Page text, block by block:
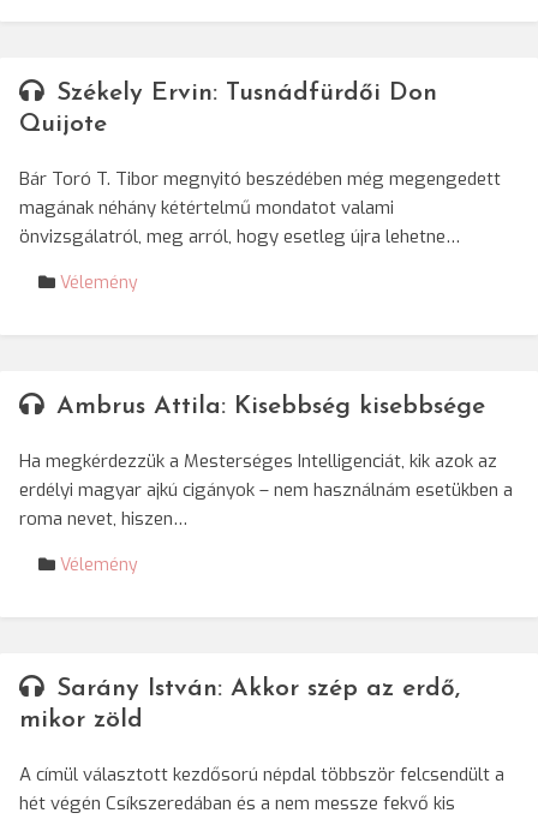
Székely Ervin: Tusnádfürdői Don
Quijote
Bár Toró T. Tibor megnyitó beszédében még megengedett
magának néhány kétértelmű mondatot valami
önvizsgálatról, meg arról, hogy esetleg újra lehetne…
Vélemény
Ambrus Attila: Kisebbség kisebbsége
Ha megkérdezzük a Mesterséges Intelligenciát, kik azok az
erdélyi magyar ajkú cigányok – nem használnám esetükben a
roma nevet, hiszen…
Vélemény
Sarány István: Akkor szép az erdő,
mikor zöld
A címül választott kezdősorú népdal többször felcsendült a
hét végén Csíkszeredában és a nem messze fekvő kis